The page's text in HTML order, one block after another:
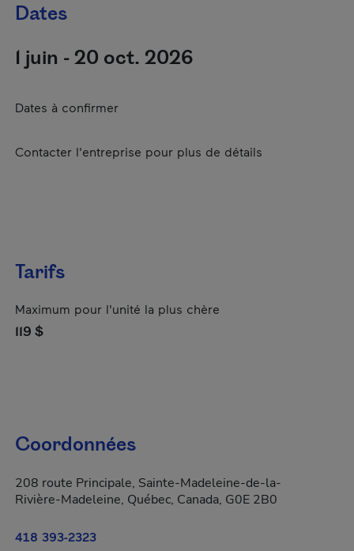
Dates
1 juin - 20 oct. 2026
Dates à confirmer
Contacter l'entreprise pour plus de détails
Tarifs
Maximum pour l'unité la plus chère
119 $
Coordonnées
208 route Principale, Sainte-Madeleine-de-la-
Rivière-Madeleine, Québec, Canada, G0E 2B0
418 393-2323